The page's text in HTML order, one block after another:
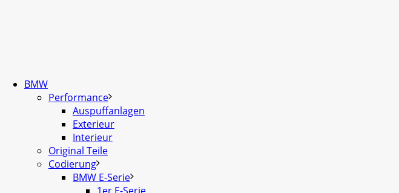
BMW
Performance
Auspuffanlagen
Exterieur
Interieur
Original Teile
Codierung
BMW E-Serie